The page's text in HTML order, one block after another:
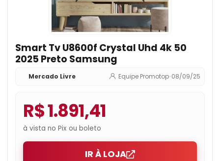
Smart Tv U8600f Crystal Uhd 4k 50
2025 Preto Samsung
Mercado Livre Equipe Promotop•08/09/25
R$ 1.891,41
à vista no Pix ou boleto
IR À LOJA